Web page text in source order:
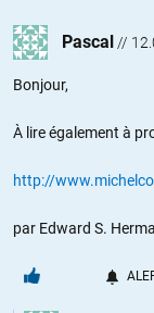
Pascal //
Bonjour,
À lire également à
http://
par Edward S.